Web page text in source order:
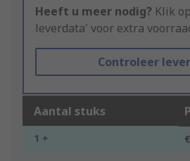
Heeft u meer nodig? Klik
leverdata' voor extra
Controleer
Aantal stuks
1 +